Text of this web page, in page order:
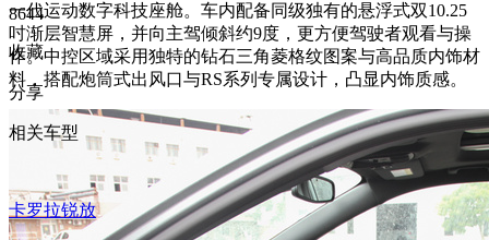
一代运动数字科技座舱。车内配备同级独有的悬浮式双10.25
吋渐层智慧屏，并向主驾倾斜约9度，更方便驾驶者观看与操
作。中控区域采用独特的钻石三角菱格纹图案与高品质内饰材
料，搭配炮筒式出风口与RS系列专属设计，凸显内饰质感。
8644
收藏
分享
相关车型
卡罗拉锐放